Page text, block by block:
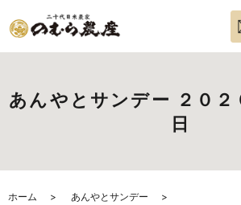
あんやとサンデー ２０２
日
ホーム
あんやとサンデー